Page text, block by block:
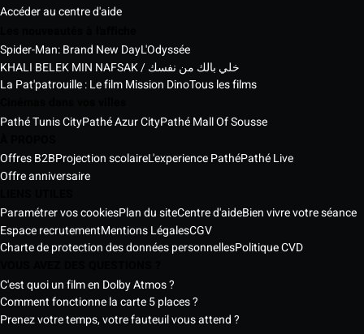
Accéder au centre d'aide
Spider-Man: Brand New DayL'Odyssée
KHALI BELEK MIN NAFSAK / خلي بالك من نفسك
La Pat'patrouille : Le film Mission DinoTous les films
Pathé Tunis CityPathé Azur CityPathé Mall Of Sousse
Offres B2BProjection scolaireL'experience PathéPathé Live
Offre anniversaire
Paramétrer vos cookiesPlan du siteCentre d'aideBien vivre votre séance
Espace recrutementMentions LégalesCGV
Charte de protection des données personnellesPolitique CVD
C'est quoi un film en Dolby Atmos ?
Comment fonctionne la carte 5 places ?
Prenez votre temps, votre fauteuil vous attend ?